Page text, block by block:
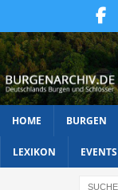
HOME BURGEN
LEXIKON EVENTS